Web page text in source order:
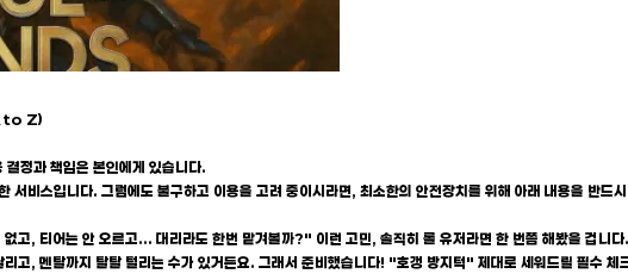
to Z)
정과 책임은 본인에게 있습니다.
서비스입니다. 그럼에도 불구하고 이용을 고려 중이시라면, 최소한의 안전장치를 위해 아래 내용을 반드
고, 티어는 안 오르고... 대리라도 한번 맡겨볼까?" 이런 고민, 솔직히 롤 유저라면 한 번쯤 해봤을 겁니
고, 멘탈까지 탈탈 털리는 수가 있거든요. 그래서 준비했습니다! "호갱 방지턱" 제대로 세워드릴 필수